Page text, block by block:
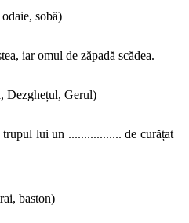
sobă)
iar omul de zăpadă scădea.
Dezghețul, Gerul)
lui un ................. de curățat
baston)